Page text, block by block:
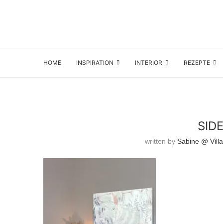
HOME INSPIRATION INTERIOR REZEPTE
written by Sabine @